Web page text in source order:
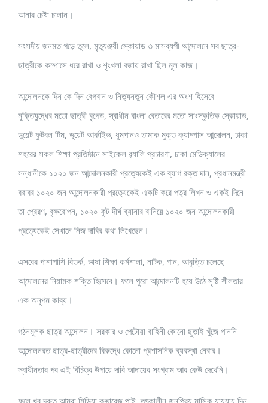
আনার চেষ্টা চালান।
সংসদীয় জনমত গড়ে তুলে, মৃত্যুঞ্জয়ী স্কোয়াড ৩ মাসব্যপী আন্দোলনে সব ছাত্র-
ছাত্রীকে কম্পাসে ধরে রাখা ও শৃংখলা বজায় রাখা ছিল মূল কাজ।
আন্দোলনকে দিন কে দিন বেগবান ও নিত্যনতুন কৌশল এর অংশ হিসেবে
মুক্তিযুদ্ধের মতো ছাত্রী বৃগেড, স্বাধীন বাংলা বেতারের মতো সাংস্কৃতিক স্কোয়াড,
ডুয়েট ফুটবল টিম, ডুয়েট আর্কাইভ, ধূমপানও তামাক মুক্ত ক্যাম্পাস আন্দোলন, ঢাকা
শহরের সকল শিক্ষা প্রতিষ্ঠানে সাইকেল র‌্যালি প্রচারণা, ঢাকা মেডিক্যালের
সন্ধানীকে ১০২০ জন আন্দোলনকারী প্রত্যেকেই এক ব্যাগ রক্ত দান, প্রধানমন্ত্রী
বরাবর ১০২০ জন আন্দোলনকারী প্রত্যেকেই একটি করে পত্র লিখন ও একই দিনে
তা প্রেরণ, বৃক্ষরোপন, ১০২০ ফুট দীর্ঘ ব্যানার বানিয়ে ১০২০ জন আন্দোলনকারী
প্রত্যেকেই সেখানে নিজ দাবির কথা লিখেছেন।
এসবের পাশাপাশি বিতর্ক, ভাষা শিক্ষা কর্মশালা, নাটক, গান, আবৃত্তি চলেছে
আন্দোলনের নিয়ামক শক্তি হিসেবে। ফলে পুরো আন্দোলনটি হয়ে উঠে সৃষ্টি শীলতার
এক অনুপম কাব্য।
গঠনমূলক ছাত্র আন্দোলন। সরকার ও পেটোয়া বাহিনী কোনো ছুতাই খুঁজে পাননি
আন্দোলনরত ছাত্র-ছাত্রীদের বিরুদ্ধে কোনো প্রশাসনিক ব্যবস্থা নেবার।
স্বাধীনতার পর এই বিচিত্র উপায়ে দাবি আদায়ের সংগ্রাম আর কেউ দেখেনি।